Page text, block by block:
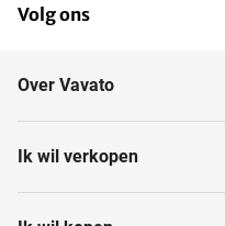
Volg ons
Over Vavato
Ik wil verkopen